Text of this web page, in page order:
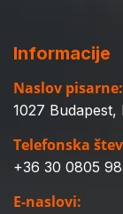
Informacije
Naslov pisarne:
1027
Telefonska
+36 30 0805
E-naslovi: